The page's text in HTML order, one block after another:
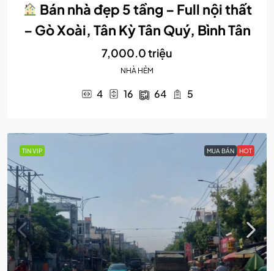
Bán nhà đẹp 5 tầng – Full nội thất
– Gò Xoài, Tân Kỳ Tân Quý, Bình Tân
7,000.0 triệu
NHÀ HẺM
4 16 64 5
TIN VIP MUA BÁN HOT